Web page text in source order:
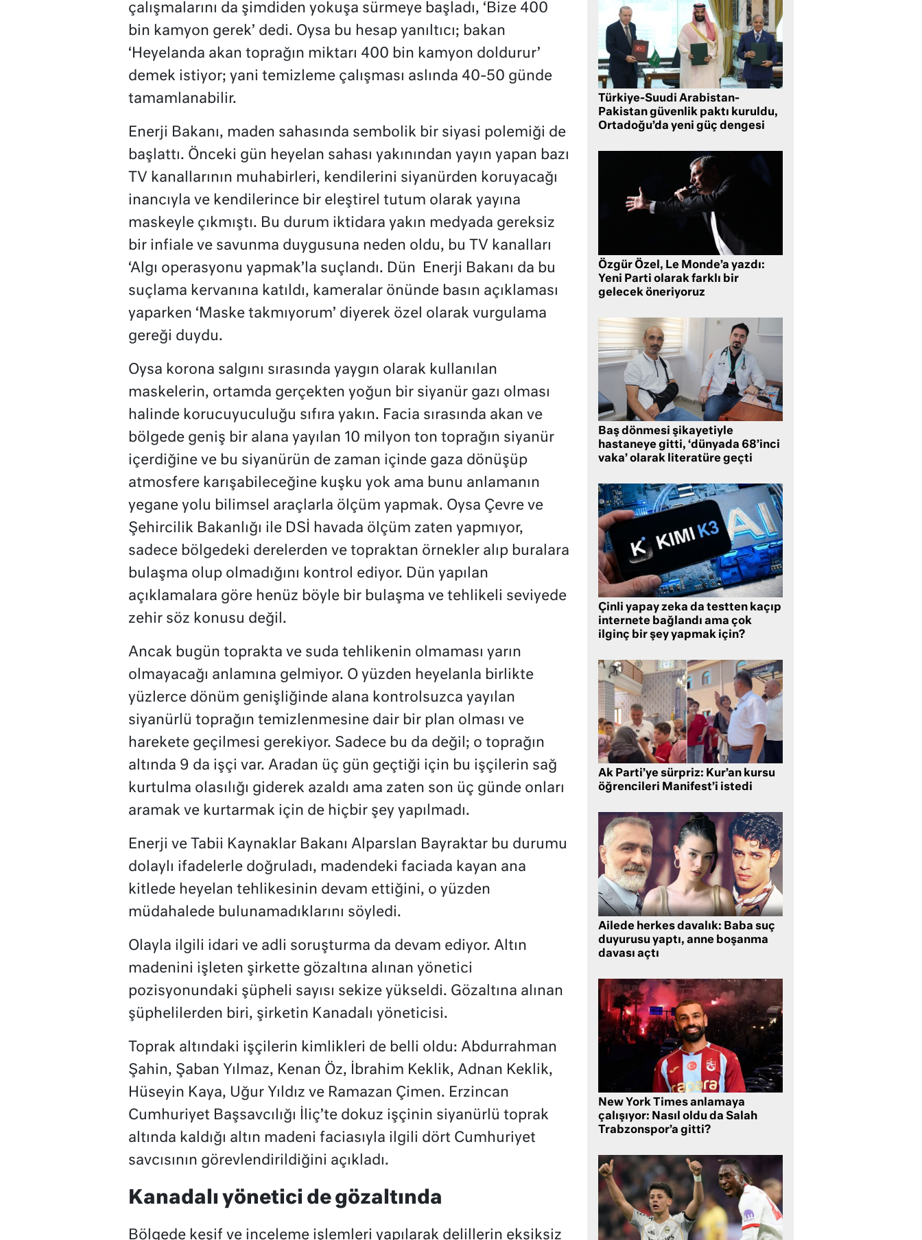
çalışmalarını da şimdiden yokuşa sürmeye başladı, ‘Bize 400
bin kamyon gerek’ dedi. Oysa bu hesap yanıltıcı; bakan
‘Heyelanda akan toprağın miktarı 400 bin kamyon doldurur’
demek istiyor; yani temizleme çalışması aslında 40-50 günde
tamamlanabilir.
Enerji Bakanı, maden sahasında sembolik bir siyasi polemiği de
başlattı. Önceki gün heyelan sahası yakınından yayın yapan bazı
TV kanallarının muhabirleri, kendilerini siyanürden koruyacağı
inancıyla ve kendilerince bir eleştirel tutum olarak yayına
maskeyle çıkmıştı. Bu durum iktidara yakın medyada gereksiz
bir infiale ve savunma duygusuna neden oldu, bu TV kanalları
‘Algı operasyonu yapmak’la suçlandı. Dün Enerji Bakanı da bu
suçlama kervanına katıldı, kameralar önünde basın açıklaması
yaparken ‘Maske takmıyorum’ diyerek özel olarak vurgulama
gereği duydu.
Oysa korona salgını sırasında yaygın olarak kullanılan
maskelerin, ortamda gerçekten yoğun bir siyanür gazı olması
halinde korucuyuculuğu sıfıra yakın. Facia sırasında akan ve
bölgede geniş bir alana yayılan 10 milyon ton toprağın siyanür
içerdiğine ve bu siyanürün de zaman içinde gaza dönüşüp
atmosfere karışabileceğine kuşku yok ama bunu anlamanın
yegane yolu bilimsel araçlarla ölçüm yapmak. Oysa Çevre ve
Şehircilik Bakanlığı ile DSİ havada ölçüm zaten yapmıyor,
sadece bölgedeki derelerden ve topraktan örnekler alıp buralara
bulaşma olup olmadığını kontrol ediyor. Dün yapılan
açıklamalara göre henüz böyle bir bulaşma ve tehlikeli seviyede
zehir söz konusu değil.
Ancak bugün toprakta ve suda tehlikenin olmaması yarın
olmayacağı anlamına gelmiyor. O yüzden heyelanla birlikte
yüzlerce dönüm genişliğinde alana kontrolsuzca yayılan
siyanürlü toprağın temizlenmesine dair bir plan olması ve
harekete geçilmesi gerekiyor. Sadece bu da değil; o toprağın
altında 9 da işçi var. Aradan üç gün geçtiği için bu işçilerin sağ
kurtulma olasılığı giderek azaldı ama zaten son üç günde onları
aramak ve kurtarmak için de hiçbir şey yapılmadı.
Enerji ve Tabii Kaynaklar Bakanı Alparslan Bayraktar bu durumu
dolaylı ifadelerle doğruladı, madendeki faciada kayan ana
kitlede heyelan tehlikesinin devam ettiğini, o yüzden
müdahalede bulunamadıklarını söyledi.
Olayla ilgili idari ve adli soruşturma da devam ediyor. Altın
madenini işleten şirkette gözaltına alınan yönetici
pozisyonundaki şüpheli sayısı sekize yükseldi. Gözaltına alınan
şüphelilerden biri, şirketin Kanadalı yöneticisi.
Toprak altındaki işçilerin kimlikleri de belli oldu: Abdurrahman
Şahin, Şaban Yılmaz, Kenan Öz, İbrahim Keklik, Adnan Keklik,
Hüseyin Kaya, Uğur Yıldız ve Ramazan Çimen. Erzincan
Cumhuriyet Başsavcılığı İliç’te dokuz işçinin siyanürlü toprak
altında kaldığı altın madeni faciasıyla ilgili dört Cumhuriyet
savcısının görevlendirildiğini açıkladı.
Kanadalı yönetici de gözaltında
Bölgede keşif ve inceleme işlemleri yapılarak delillerin eksiksiz
Türkiye-Suudi Arabistan-
Pakistan güvenlik paktı kuruldu,
Ortadoğu’da yeni güç dengesi
Özgür Özel, Le Monde’a yazdı:
Yeni Parti olarak farklı bir
gelecek öneriyoruz
Baş dönmesi şikayetiyle
hastaneye gitti, ‘dünyada 68’inci
vaka’ olarak literatüre geçti
Çinli yapay zeka da testten kaçıp
internete bağlandı ama çok
ilginç bir şey yapmak için?
Ak Parti’ye sürpriz: Kur’an kursu
öğrencileri Manifest’i istedi
Ailede herkes davalık: Baba suç
duyurusu yaptı, anne boşanma
davası açtı
New York Times anlamaya
çalışıyor: Nasıl oldu da Salah
Trabzonspor’a gitti?